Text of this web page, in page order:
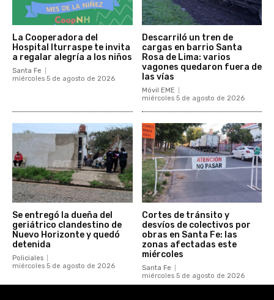
La Cooperadora del
Hospital Iturraspe te invita
a regalar alegría a los niños
Santa Fe
miércoles 5 de agosto de 2026
Descarriló un tren de
cargas en barrio Santa
Rosa de Lima: varios
vagones quedaron fuera de
las vías
Móvil EME
miércoles 5 de agosto de 2026
Se entregó la dueña del
geriátrico clandestino de
Nuevo Horizonte y quedó
detenida
Policiales
miércoles 5 de agosto de 2026
Cortes de tránsito y
desvíos de colectivos por
obras en Santa Fe: las
zonas afectadas este
miércoles
Santa Fe
miércoles 5 de agosto de 2026